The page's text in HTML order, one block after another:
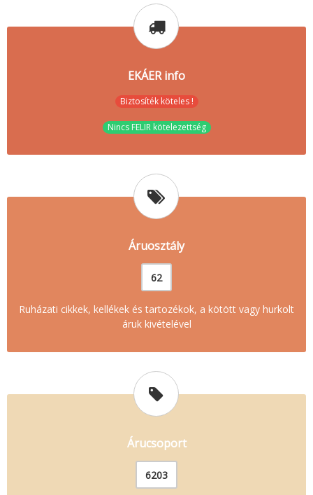
EKÁER info
Biztosíték köteles !
Nincs FELIR kötelezettség
Áruosztály
62
Ruházati cikkek, kellékek és tartozékok, a kötött vagy hurkolt
áruk kivételével
Árucsoport
6203